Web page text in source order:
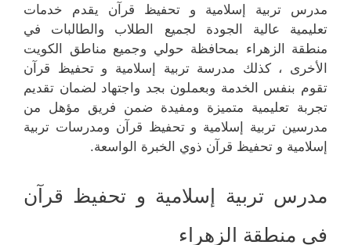
مدرس تربية إسلامية و تحفيظ قرآن يقدم خدمات
تعليمية عالية الجودة لجميع الطلاب والطالبات في
منطقة الزهراء بمحافظة حولي وجميع مناطق الكويت
الأخرى ، كذلك مدرسة تربية إسلامية و تحفيظ قرآن
تقوم بنفس الخدمة وبعملون بجد واجتهاد لضمان تقديم
تجربة تعليمية متميزة ومفيدة ضمن فريق مؤهل من
مدرسين تربية إسلامية و تحفيظ قرآن ومدرسات تربية
إسلامية و تحفيظ قرآن ذوي الخبرة الواسعة.
مدرس تربية إسلامية و تحفيظ قرآن
في منطقة الزهراء